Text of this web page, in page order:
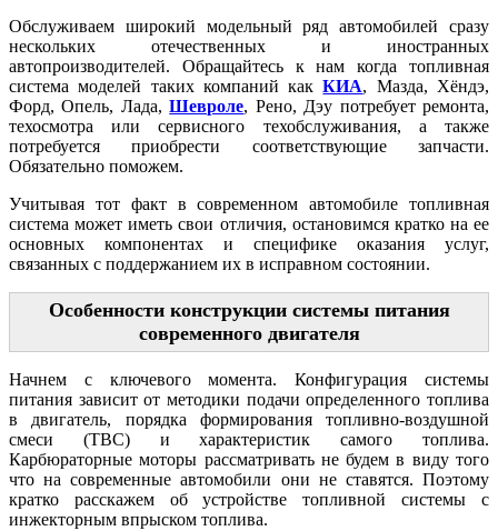
Обслуживаем широкий модельный ряд автомобилей сразу
нескольких отечественных и иностранных
автопроизводителей. Обращайтесь к нам когда топливная
система моделей таких компаний какКИА, Мазда, Хёндэ,
Форд, Опель, Лада,Шевроле, Рено, Дэу потребует ремонта,
техосмотра или сервисного техобслуживания, а также
потребуется приобрести соответствующие запчасти.
Обязательно поможем.
Учитывая тот факт в современном автомобиле топливная
система может иметь свои отличия, остановимся кратко на ее
основных компонентах и специфике оказания услуг,
связанных с поддержанием их в исправном состоянии.
Особенности конструкции системы питания
современного двигателя
Начнем с ключевого момента. Конфигурация системы
питания зависит от методики подачи определенного топлива
в двигатель, порядка формирования топливно-воздушной
смеси (ТВС) и характеристик самого топлива.
Карбюраторные моторы рассматривать не будем в виду того
что на современные автомобили они не ставятся. Поэтому
кратко расскажем об устройстве топливной системы с
инжекторным впрыском топлива.